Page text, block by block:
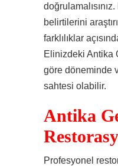
belirtilerini
farklılıklar
Elinizdeki Antika
göre döneminde
sahtesi olabilir.
Antika
Profesyonel